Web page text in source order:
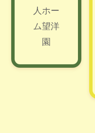
人ホー
ム望洋
園